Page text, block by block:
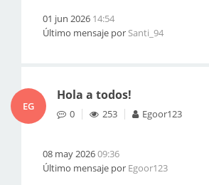
01 jun 2026 14:54
Último mensaje por Santi_94
EG
Hola a todos!
0 253 Egoor123
08 may 202609:36
Último mensaje por Egoor123